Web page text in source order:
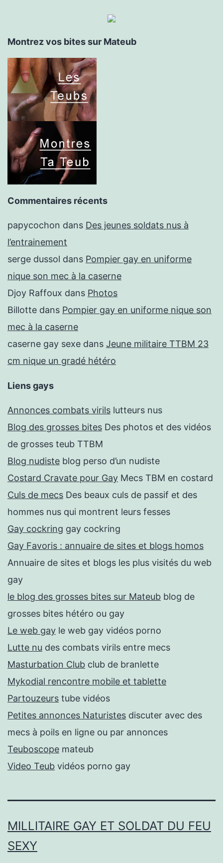
Montrez vos bites sur Mateub
Commentaires récents
papycochon dans Des jeunes soldats nus à
l’entrainement
serge dussol dans Pompier gay en uniforme
nique son mec à la caserne
Djoy Raffoux dans Photos
Billotte dans Pompier gay en uniforme nique son
mec à la caserne
caserne gay sexe dans Jeune militaire TTBM 23
cm nique un gradé hétéro
Liens gays
Annonces combats virils lutteurs nus
Blog des grosses bites Des photos et des vidéos
de grosses teub TTBM
Blog nudiste blog perso d’un nudiste
Costard Cravate pour Gay Mecs TBM en costard
Culs de mecs Des beaux culs de passif et des
hommes nus qui montrent leurs fesses
Gay cockring gay cockring
Gay Favoris : annuaire de sites et blogs homos
Annuaire de sites et blogs les plus visités du web
gay
le blog des grosses bites sur Mateub blog de
grosses bites hétéro ou gay
Le web gay le web gay vidéos porno
Lutte nu des combats virils entre mecs
Masturbation Club club de branlette
Mykodial rencontre mobile et tablette
Partouzeurs tube vidéos
Petites annonces Naturistes discuter avec des
mecs à poils en ligne ou par annonces
Teuboscope mateub
Video Teub vidéos porno gay
MILLITAIRE GAY ET SOLDAT DU FEU
SEXY